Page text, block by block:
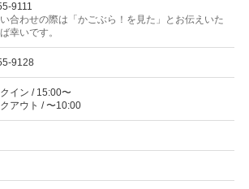
9111
合わせの際は「かごぶら！を見た」とお伝えいた
幸いです。
9128
イン / 15:00〜
アウト / 〜10:00